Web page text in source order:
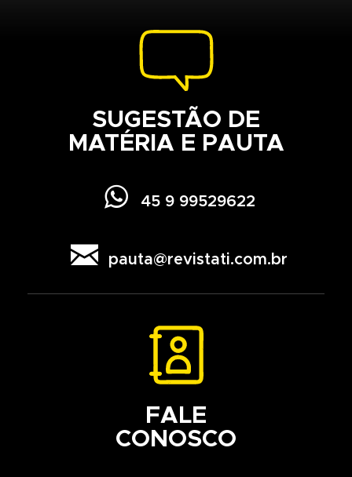
SUGESTÃO DE
MATÉRIA E PAUTA
 45 9 99529622
 pauta@revistati.com.br
FALE
CONOSCO